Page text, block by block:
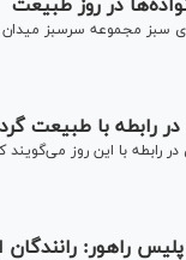
در روز طبیعت
(روز طبیعت)، محوطه ۲۷۰ هکتاری و فضای
در رابطه با طبیعت
با این روز می‌گویند
راهور: